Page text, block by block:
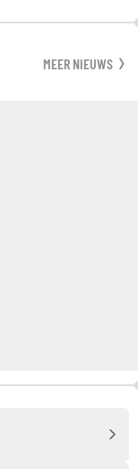
MEER NIEUWS